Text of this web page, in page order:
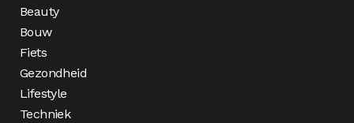
Beauty
Bouw
Fiets
Gezondheid
Lifestyle
Techniek